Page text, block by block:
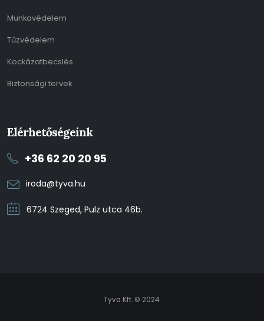
Munkavédelem
Tűzvédelem
Kockázatbecslés
Biztonsági tervek
Elérhetőségeink
+36 62 20 20 95
iroda@tyva.hu
6724 Szeged, Pulz utca 46b.
Tyva Kft. © 2024.